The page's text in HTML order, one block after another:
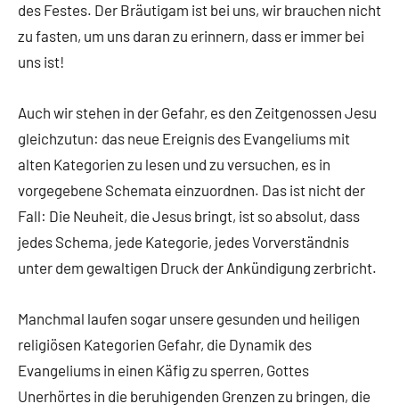
des Festes. Der Bräutigam ist bei uns, wir brauchen nicht
zu fasten, um uns daran zu erinnern, dass er immer bei
uns ist!
Auch wir stehen in der Gefahr, es den Zeitgenossen Jesu
gleichzutun: das neue Ereignis des Evangeliums mit
alten Kategorien zu lesen und zu versuchen, es in
vorgegebene Schemata einzuordnen. Das ist nicht der
Fall: Die Neuheit, die Jesus bringt, ist so absolut, dass
jedes Schema, jede Kategorie, jedes Vorverständnis
unter dem gewaltigen Druck der Ankündigung zerbricht.
Manchmal laufen sogar unsere gesunden und heiligen
religiösen Kategorien Gefahr, die Dynamik des
Evangeliums in einen Käfig zu sperren, Gottes
Unerhörtes in die beruhigenden Grenzen zu bringen, die